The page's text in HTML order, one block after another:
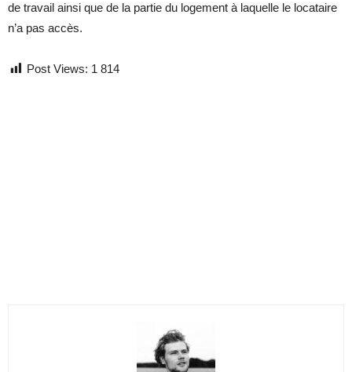
de travail ainsi que de la partie du logement à laquelle le locataire
n’a pas accès.
Post Views: 1 814